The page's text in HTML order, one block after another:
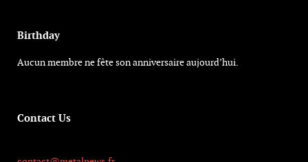
Birthday
Aucun membre ne fête son anniversaire aujourd’hui.
Contact Us